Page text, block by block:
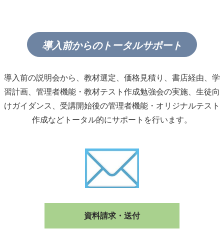
導入前からのトータルサポート
導入前の説明会から、教材選定、価格見積り、書店経由、学
習計画、管理者機能・教材テスト作成勉強会の実施、生徒向
けガイダンス、受講開始後の管理者機能・オリジナルテスト
作成などトータル的にサポートを行います。
資料請求・送付